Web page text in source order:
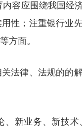
容应围绕我国经
性；注重银行业
方面。
法律、法规的的
、新业务、新技